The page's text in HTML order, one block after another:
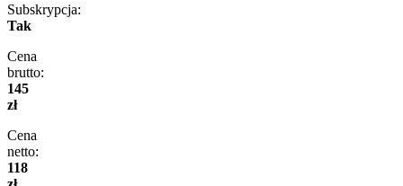
Subskrypcja:
Tak
Cena
brutto:
145
zł
Cena
netto:
118